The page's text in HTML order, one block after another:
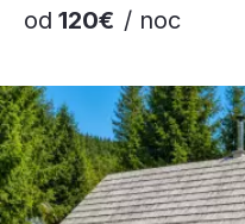
od 120€ / noc